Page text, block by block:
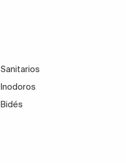
Sanitarios
Inodoros
Bidés